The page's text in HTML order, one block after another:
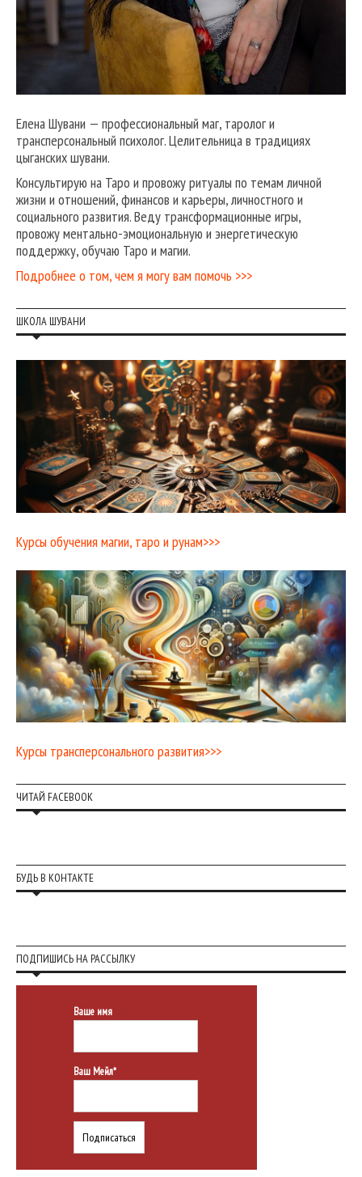
Елена Шувани — профессиональный маг, таролог и
трансперсональный психолог. Целительница в традициях
цыганских шувани.
Консультирую на Таро и провожу ритуалы по темам личной
жизни и отношений, финансов и карьеры, личностного и
социального развития. Веду трансформационные игры,
провожу ментально-эмоциональную и энергетическую
поддержку, обучаю Таро и магии.
Подробнее о том, чем я могу вам помочь >>>
ШКОЛА ШУВАНИ
Курсы обучения магии, таро и рунам>>>
Курсы трансперсонального развития>>>
ЧИТАЙ FACEBOOK
БУДЬ В КОНТАКТЕ
ПОДПИШИСЬ НА РАССЫЛКУ
Ваше имя
Ваш Мейл*